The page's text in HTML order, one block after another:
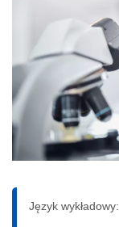
Język wykładowy: